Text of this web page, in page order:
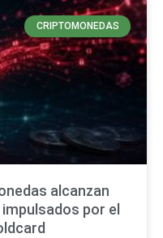
CRIPTOMONEDAS
alcanzan
por el